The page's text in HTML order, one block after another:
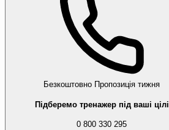
Безкоштовно Пропозиція тижня
Підберемо тренажер під ваші цілі
0 800 330 295